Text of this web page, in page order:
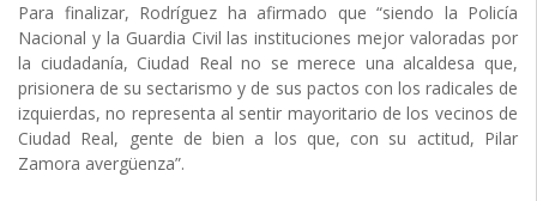
Para finalizar, Rodríguez ha afirmado que “siendo la Policía
Nacional y la Guardia Civil las instituciones mejor valoradas por
la ciudadanía, Ciudad Real no se merece una alcaldesa que,
prisionera de su sectarismo y de sus pactos con los radicales de
izquierdas, no representa al sentir mayoritario de los vecinos de
Ciudad Real, gente de bien a los que, con su actitud, Pilar
Zamora avergüenza”.